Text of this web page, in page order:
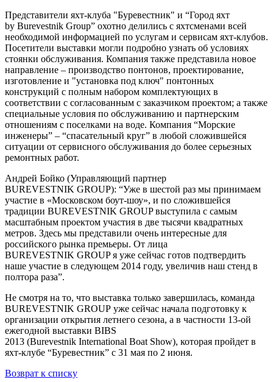
Представители яхт-клуба "Буревестник" и “Город яхт
by Burevestnik Group” охотно делились с яхтсменами всей
необходимой информацией по услугам и сервисам яхт-клубов.
Посетители выставки могли подробно узнать об условиях
стоянки обслуживания. Компания также представила новое
направление – производство понтонов, проектирование,
изготовление и "установка под ключ" понтонных
конструкций с полным набором комплектующих в
соответствии с согласованным с заказчиком проектом; а также
специальные условия по обслуживанию и партнерским
отношениям с поселками на воде. Компания “Морские
инженеры” – “спасательный круг” в любой сложившейся
ситуации от сервисного обслуживания до более серьезных
ремонтных работ.
Андрей Бойко (Управляющий партнер
BUREVESTNIK GROUP): “Уже в шестой раз мы принимаем
участие в «Московском боут-шоу», и по сложившейся
традиции BUREVESTNIK GROUP выступила с самым
масштабным проектом участия в две тысячи квадратных
метров. Здесь мы представили очень интересные для
российского рынка премьеры. От лица
BUREVESTNIK GROUP я уже сейчас готов подтвердить
наше участие в следующем 2014 году, увеличив наш стенд в
полтора раза”.
Не смотря на то, что выставка только завершилась, команда
BUREVESTNIK GROUP уже сейчас начала подготовку к
организации открытия летнего сезона, а в частности 13-ой
ежегодной выставки BIBS
2013 (Burevestnik International Boat Show), которая пройдет в
яхт-клубе “Буревестник” с 31 мая по 2 июня.
Возврат к списку